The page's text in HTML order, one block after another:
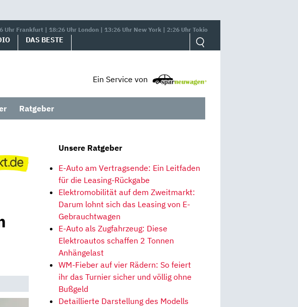
Uhr Frankfurt | 18:26 Uhr London | 13:26 Uhr New York | 2:26 Uhr Tokio
DAS BESTE
Ein Service von
Ratgeber
Unsere Ratgeber
E-Auto am Vertragsende: Ein Leitfaden
für die Leasing-Rückgabe
Elektromobilität auf dem Zweitmarkt:
Darum lohnt sich das Leasing von E-
Gebrauchtwagen
E-Auto als Zugfahrzeug: Diese
Elektroautos schaffen 2 Tonnen
Anhängelast
WM-Fieber auf vier Rädern: So feiert
ihr das Turnier sicher und völlig ohne
Bußgeld
Detaillierte Darstellung des Modells